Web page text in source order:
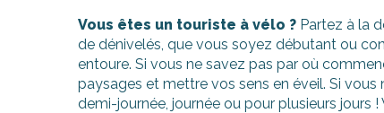
Vous êtes un touriste à vélo ? Partez à la
de dénivelés, que vous soyez débutant ou
entoure. Si vous ne savez pas par où
paysages et mettre vos sens en éveil. Si
demi-journée, journée ou pour plusieurs jours